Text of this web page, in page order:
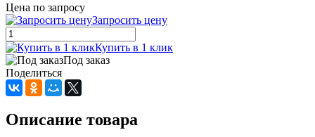
Цена по запросу
Запросить цену
Купить в 1 клик
Под заказ
Поделиться
Описание товара